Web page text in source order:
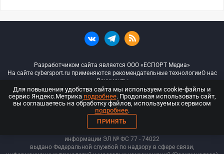
Разработчиком сайта является ООО «ЕСПОРТ Медиа»
На сайте cybersport.ru применяются рекомендательные технологииО нас
Документы
© ООО «Киберспорт.ру» — Все права защищены
18+
ООО «Киберспорт.ру». Свидетельство о регистрации средств массовой
информации ЭЛ № ФС 77 - 74022
выдано Федеральной службой по надзору в сфере связи,
Для повышения удобства сайта мы используем cookie-файлы и
сервис Яндекс.Метрика подробнее. Продолжая использовать сайт,
вы соглашаетесь на обработку файлов, используемых сервисом
подробнее.
ПРИНЯТЬ